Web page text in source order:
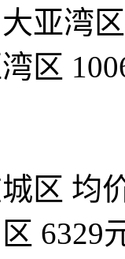
大亚湾区
区
区 均
6329